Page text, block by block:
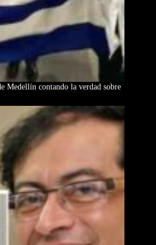
Medellín contando la verdad sobre